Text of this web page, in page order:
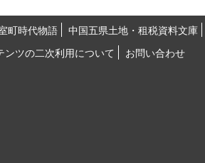
町時代物語 中国五県土地・租税資料文庫
ンツの二次利用について
お問い合わせ